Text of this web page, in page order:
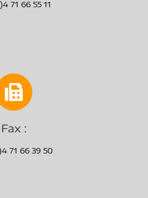
71 66 55 11
Fax :
71 66 39 50